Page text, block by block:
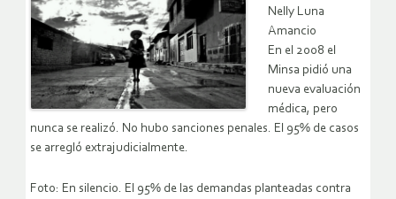
Nelly Luna
Amancio
En el 2008 el
Minsa pidió una
nueva evaluación
médica, pero
nunca se realizó. No hubo sanciones penales. El 95% de casos
se arregló extrajudicialmente.
Foto: En silencio. El 95% de las demandas planteadas contra